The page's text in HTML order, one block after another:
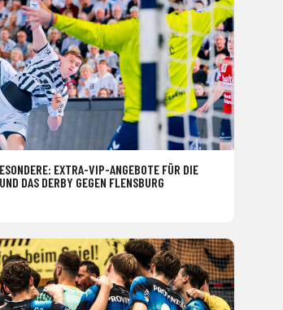
EXTRA-VIP-ANGEBOTE FÜR DIE
DAS DERBY GEGEN FLENSBURG